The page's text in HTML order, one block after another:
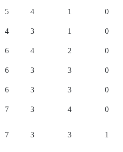
5 4 1
0
4 3 1
0
6 4 2
0
6 3 3
0
6 3 3
0
7 3 4
0
7 3 3 1